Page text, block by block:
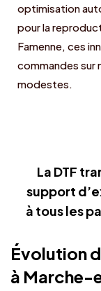
optimisation
pour la
Famenne, ces
commandes sur
modestes.
La DTF
support
à tous les
Évolution
à Marche-